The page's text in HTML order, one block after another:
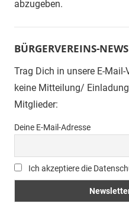
abzugeben.
BÜRGERVEREINS-
Trag Dich in unsere E-
keine Mitteilung/
Mitglieder:
Deine E-Mail-Adresse
Ich akzeptiere die